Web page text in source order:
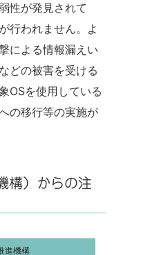
性が発見されて
行われません。よ
による情報漏えい
どの被害を受ける
OSを使用している
の移行等の実施が
構）からの注
進機構